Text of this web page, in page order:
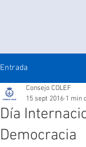
Entrada
Día
Democracia
Consejo COLEF
15 sept 2016 1 min